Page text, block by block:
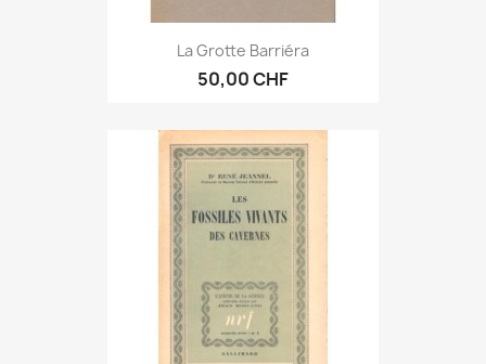
La Grotte Barriéra
50,00 CHF